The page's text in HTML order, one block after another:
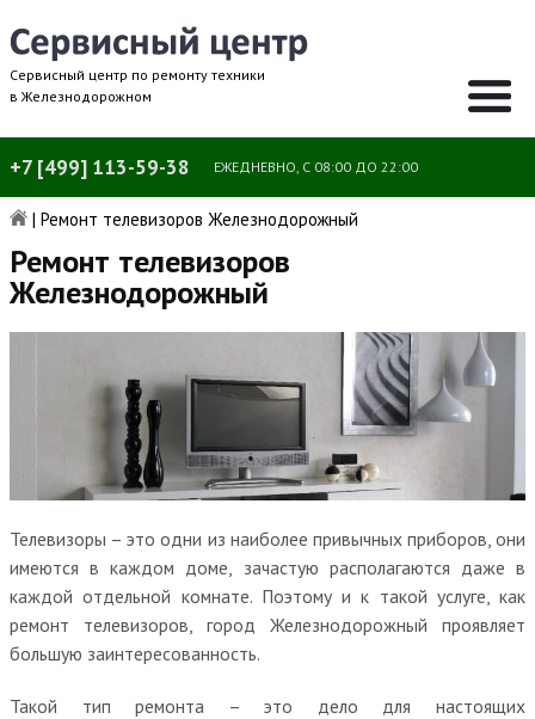
Сервисный центр по ремонту техники
в Железнодорожном
+7 [499] 113-59-38 ЕЖЕДНЕВНО, С 08:00 ДО 22:00
| Ремонт телевизоров Железнодорожный
Ремонт телевизоров
Железнодорожный
Телевизоры – это одни из наиболее привычных приборов, они
имеются в каждом доме, зачастую располагаются даже в
каждой отдельной комнате. Поэтому и к такой услуге, как
ремонт телевизоров, город Железнодорожный проявляет
большую заинтересованность.
Такой тип ремонта – это дело для настоящих